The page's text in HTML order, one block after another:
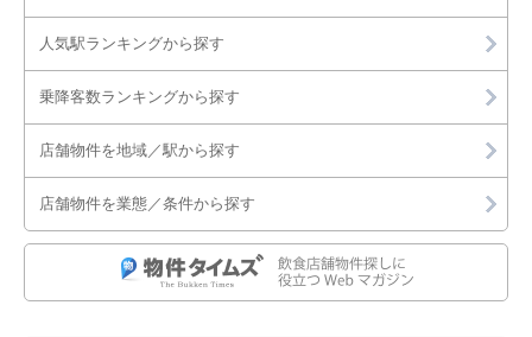
人気駅ランキングから探す
乗降客数ランキングから探す
店舗物件を地域／駅から探す
店舗物件を業態／条件から探す